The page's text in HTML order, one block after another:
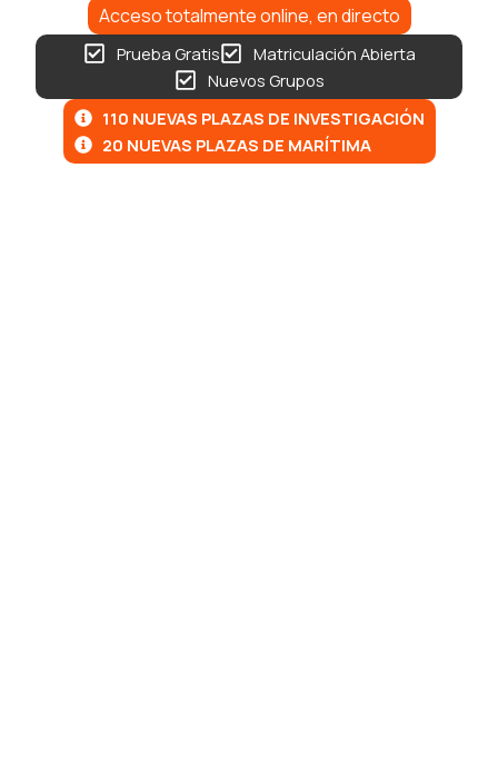
Acceso totalmente online, en directo
Prueba Gratis
Matriculación Abierta
Nuevos Grupos
110 NUEVAS PLAZAS DE INVESTIGACIÓN
20 NUEVAS PLAZAS DE MARÍTIMA